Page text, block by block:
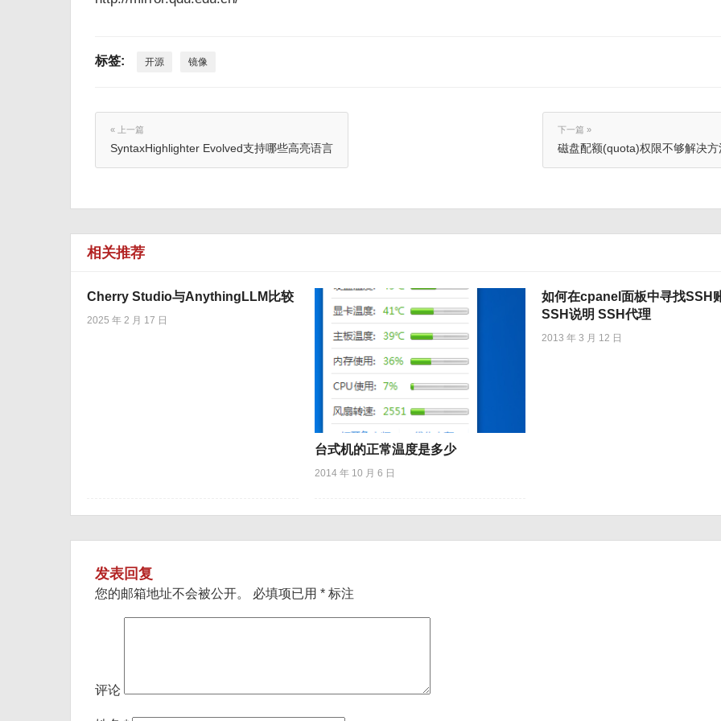
标签: 开源 镜像
« 上一篇
SyntaxHighlighter Evolved支持哪些高亮语言
下一篇 »
磁盘配额(quota)权限不够解决方
相关推荐
Cherry Studio与AnythingLLM比较
2025 年 2 月 17 日
台式机的正常温度是多少
2014 年 10 月 6 日
如何在cpanel面板中寻找SSH
SSH说明 SSH代理
2013 年 3 月 12 日
发表回复
您的邮箱地址不会被公开。 必填项已用 * 标注
评论